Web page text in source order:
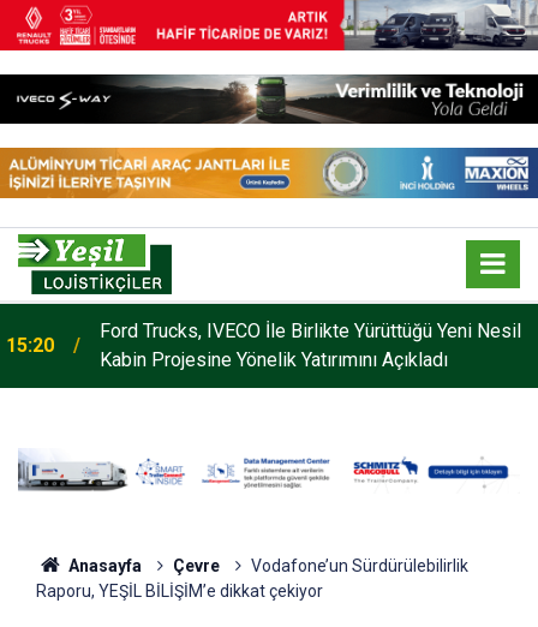
15:20
Ford Trucks, IVECO İle Birlikte Yürüttüğü Yeni Nesil
Kabin Projesine Yönelik Yatırımını Açıkladı
Anasayfa Çevre
Vodafone’un Sürdürülebilirlik
Raporu, YEŞİL BİLİŞİM’e dikkat çekiyor